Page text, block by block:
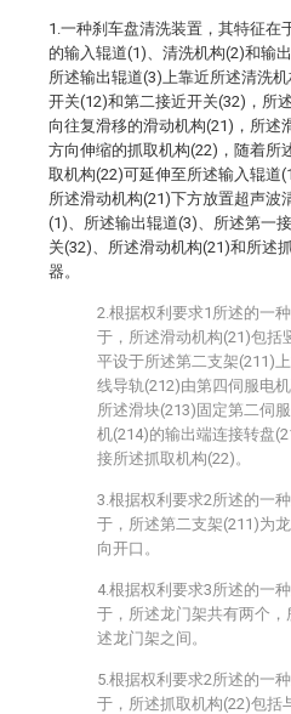
1.一种刹车盘清洗装置，其特征在
的输入辊道(1)、清洗机构(2)和输
所述输出辊道(3)上靠近所述清洗
开关(12)和第二接近开关(32)，所
向往复滑移的滑动机构(21)，所述
方向伸缩的抓取机构(22)，随着所
取机构(22)可延伸至所述输入辊道
所述滑动机构(21)下方放置超声波
(1)、所述输出辊道(3)、所述第一
关(32)、所述滑动机构(21)和所述
器。
2.根据权利要求1所述的一
于，所述滑动机构(21)包括
平设于所述第二支架(211)
线导轨(212)由第四伺服电
所述滑块(213)固定第二伺
机(214)的输出端连接转盘
接所述抓取机构(22)。
3.根据权利要求2所述的一
于，所述第二支架(211)为
向开口。
4.根据权利要求3所述的一
于，所述龙门架共有两个
述龙门架之间。
5.根据权利要求2所述的一
于，所述抓取机构(22)包括